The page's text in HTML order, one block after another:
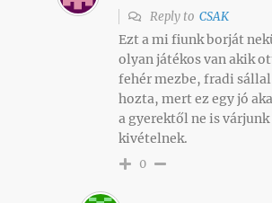
Reply toCSAK
Ezt a mi fiunk borját
olyan játékos van akik
fehér mezbe, fradi
hozta, mert ez egy jó
a gyerektől ne is
kivételnek.
0